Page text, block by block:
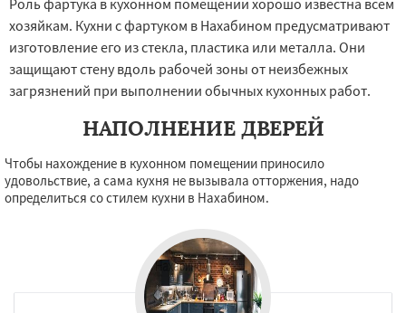
Роль фартука в кухонном помещении хорошо известна всем
хозяйкам. Кухни с фартуком в Нахабином предусматривают
изготовление его из стекла, пластика или металла. Они
защищают стену вдоль рабочей зоны от неизбежных
загрязнений при выполнении обычных кухонных работ.
НАПОЛНЕНИЕ ДВЕРЕЙ
Чтобы нахождение в кухонном помещении приносило
удовольствие, а сама кухня не вызывала отторжения, надо
определиться со стилем кухни в Нахабином.